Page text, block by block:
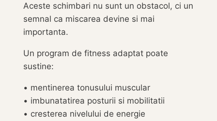
Aceste schimbari nu sunt un obstacol, ci un
semnal ca miscarea devine si mai
importanta.
Un program de fitness adaptat poate
sustine:
• mentinerea tonusului muscular
• imbunatatirea posturii si mobilitatii
• cresterea nivelului de energie